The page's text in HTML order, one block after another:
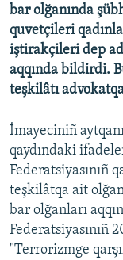
bar olğanında
quvetçileri
iştirakçileri dep
aqqında bildirdi.
teşkilâtı
İmayeciniñ
qaydındaki
Federatsiyasınıñ
teşkilâtqa ait
bar olğanları
Federatsiyasınıñ
"Terrorizmge